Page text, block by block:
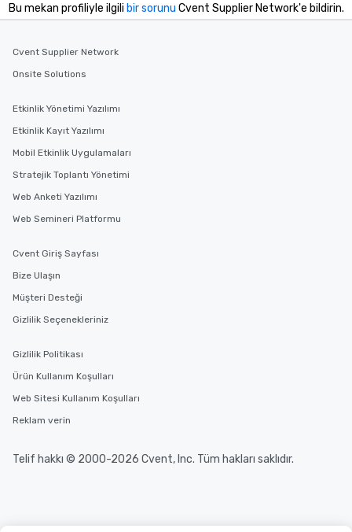
selected dishes are curated to our
delight any palate. Tours Available
business hours or early evening right
after work, we can coordinate with
you to provide options that fit your
You Like Along with flexible
scheduling, Lip Smacking Foodie
Tours also provides a range of tour
incentives.
Bu mekan profiliyle ilgili bir sorunu Cvent Supplier Network'e bildirin.
Cvent Supplier Network
Onsite Solutions
Etkinlik Yönetimi Yazılımı
Etkinlik Kayıt Yazılımı
Mobil Etkinlik Uygulamaları
Stratejik Toplantı Yönetimi
Web Anketi Yazılımı
Web Semineri Platformu
Cvent Giriş Sayfası
Bize Ulaşın
Müşteri Desteği
Gizlilik Seçenekleriniz
Gizlilik Politikası
Ürün Kullanım Koşulları
Web Sitesi Kullanım Koşulları
Reklam verin
Telif hakkı © 2000-2026 Cvent, Inc. Tüm hakları saklıdır.